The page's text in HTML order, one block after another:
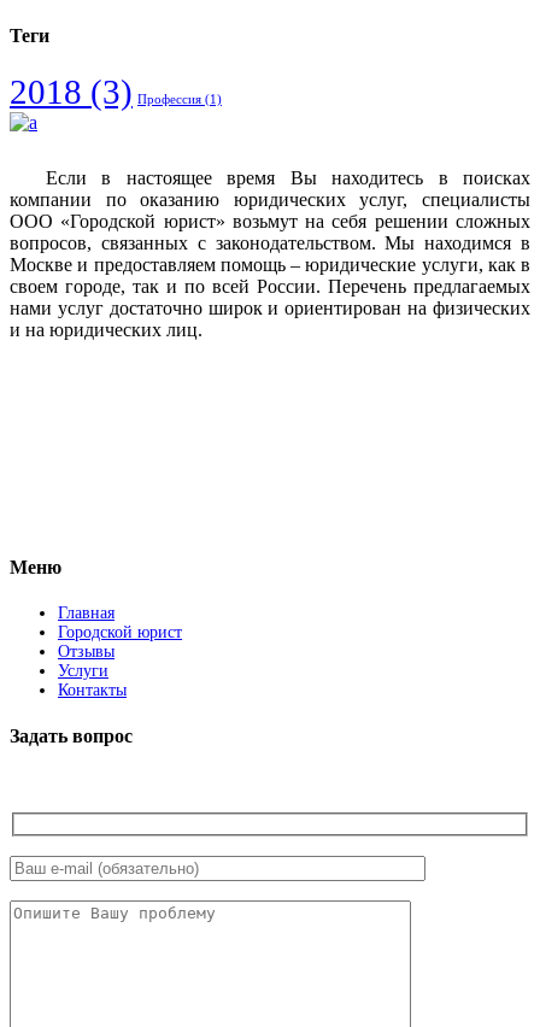
Теги
2018 (3) Профессия (1)
Если в настоящее время Вы находитесь в поисках
компании по оказанию юридических услуг, специалисты
ООО «Городской юрист» возьмут на себя решении сложных
вопросов, связанных с законодательством. Мы находимся в
Москве и предоставляем помощь – юридические услуги, как в
своем городе, так и по всей России. Перечень предлагаемых
нами услуг достаточно широк и ориентирован на физических
и на юридических лиц.
Меню
Главная
Городской юрист
Отзывы
Услуги
Контакты
Задать вопрос